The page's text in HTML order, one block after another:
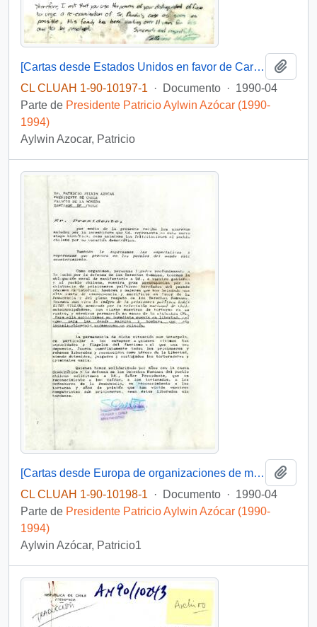
[Cartas desde Estados Unidos en favor de Carlos Patricio Durán González]
CL CLUAH 1-90-10197-1
· Documento · 1990-04
Parte de Presidente Patricio Aylwin Azócar (1990-
1994)
Aylwin Azocar, Patricio
[Cartas desde Europa de organizaciones de mujeres y derechos humanos]
CL CLUAH 1-90-10198-1
· Documento · 1990-04
Parte de Presidente Patricio Aylwin Azócar (1990-
1994)
Aylwin Azócar, Patricio1